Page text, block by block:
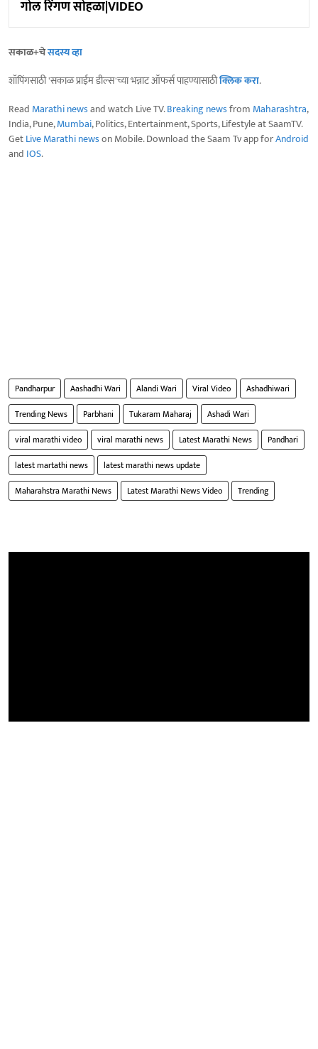
गोल रिंगण सोहळा|VIDEO
सकाळ+चेसदस्य व्हा
शॉपिंगसाठी 'सकाळ प्राईम डील्स'च्या भन्नाट ऑफर्स पाहण्यासाठीक्लिक करा.
Read Marathi newsand watch Live TV.Breaking newsfrom Maharashtra,
India, Pune,Mumbai, Politics, Entertainment, Sports, Lifestyle at SaamTV.
GetLive Marathi newson Mobile. Download the Saam Tv app forAndroid
and IOS.
Pandharpur Aashadhi Wari Alandi Wari Viral Video
Ashadhiwari
Trending News
Parbhani Tukaram Maharaj
Ashadi Wari
viral marathi video
viral marathi news Latest Marathi News
Pandhari
latest martathi news
latest marathi news update
Maharahstra Marathi News
Latest Marathi News Video Trending